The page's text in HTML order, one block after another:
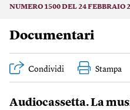
NUMERO 1500 DEL 24 FEBBRAIO
Documentari
Condividi Stampa
Audiocassetta. La